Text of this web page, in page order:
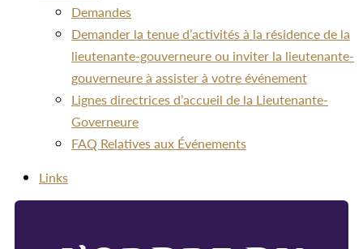
Demandes
Demander la tenue d’activités à la résidence de la
lieutenante-gouverneure ou inviter la lieutenante-
gouverneure à assister à votre événement
Lignes directrices d’accueil de la Lieutenante-
Governeure
FAQ Relatives aux Événements
Links